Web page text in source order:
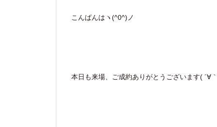
こんばんはヽ(^0^)ノ
本日も来場、ご成約ありがとうございます( ´∀